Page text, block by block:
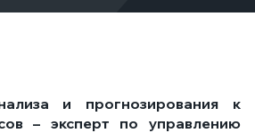
и прогнозирования к
– эксперт по управлению